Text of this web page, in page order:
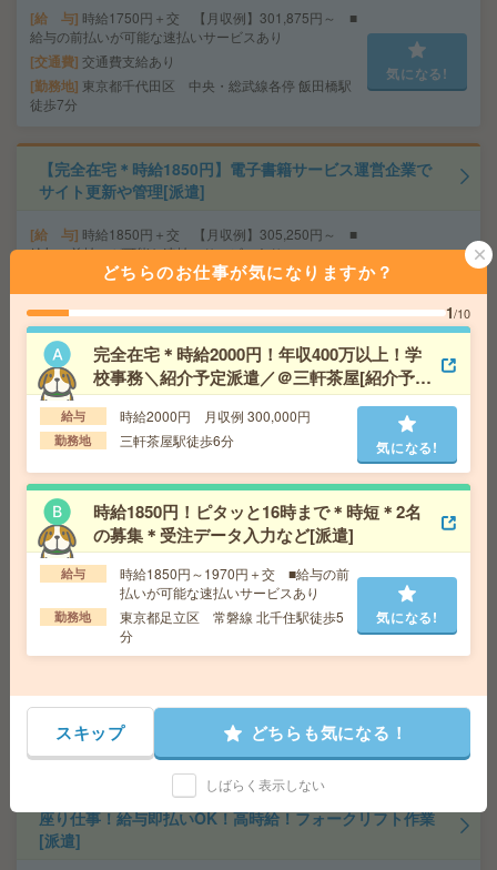
給 与 時給1750円＋交 【月収例】301,875円～ ■
給与の前払いが可能な速払いサービスあり
交通費 交通費支給あり
勤務地 東京都千代田区 中央・総武線各停 飯田橋駅
徒歩7分
気になる!
【完全在宅＊時給1850円】電子書籍サービス運営企業で
サイト更新や管理[派遣]
給 与 時給1850円＋交 【月収例】305,250円～ ■
給与の前払いが可能な速払いサービスあり
交通費支給あり
駅徒歩3分
気になる!
完全在宅＊時給1900円！週4日＆10-15時半勤務！人材サ
ービス企業で営業事務[派遣]
給 与 時給1900円～2100円＋交 ■給与の前払いが
可能な速払いサービスあり
交通費 交通費支給あり
勤務地
東京都千代田区 東京メトロ有楽町線 麹町駅
徒歩1分、東京メトロ半蔵門線 半蔵門駅徒歩5分
気になる!
時給2050円！ピタッと17時終業＊六本木ヒルズ森タワー
勤務＊2名の募集[派遣]
交通費 交通費支給あり
勤務地 東京都港区 東京メトロ日比谷線 六本木駅徒
歩1分
気になる!
座り仕事！給与即払いOK！高時給！フォークリフト作業
[派遣]
どちらのお仕事が気になりますか？
1/10
完全在宅＊時給2000円！年収400万以上！学
校事務＼紹介予定派遣／＠三軒茶屋[紹介予定
派遣]
給与 時給2000円 月収例 300,000円
勤務地 三軒茶屋駅徒歩6分 気になる!
時給1850円！ピタッと16時まで＊時短＊2名
の募集＊受注データ入力など[派遣]
給与
時給1850円～1970円＋交 ■給与の前
払いが可能な速払いサービスあり
勤務地
東京都足立区 常磐線 北千住駅徒歩5
分
気になる!
スキップ どちらも気になる！
しばらく表示しない